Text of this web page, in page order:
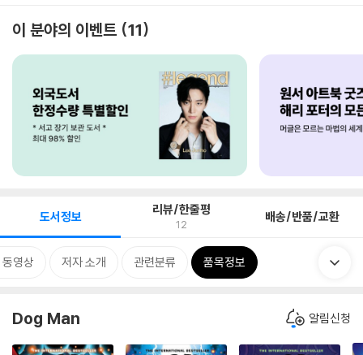
이 분야의 이벤트 11
도서정보 리뷰/한줄평
12 배송/반품/교환
영상 저자 소개 관련분류 품목정보
Dog Man 알림신청